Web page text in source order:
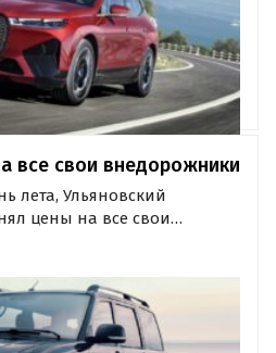
все свои внедорожники
лета, Ульяновский
цены на все свои
УАЗа, модели
«Хантер» подорожали на 15